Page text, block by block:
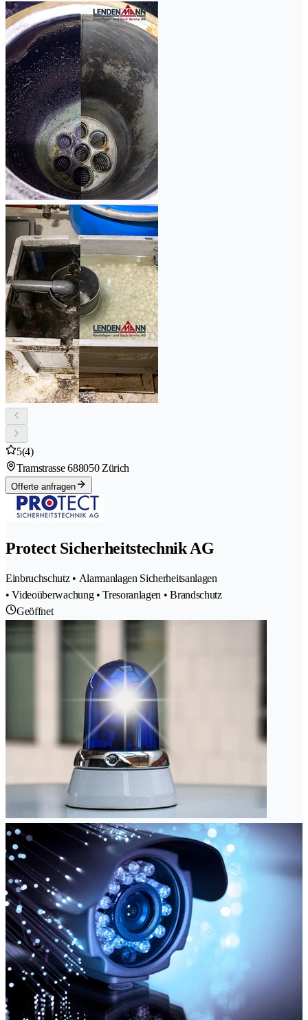
5(4)
Tramstrasse 688050 Zürich
Offerte anfragen
Protect Sicherheitstechnik AG
Einbruchschutz • Alarmanlagen Sicherheitsanlagen
• Videoüberwachung • Tresoranlagen • Brandschutz
Geöffnet